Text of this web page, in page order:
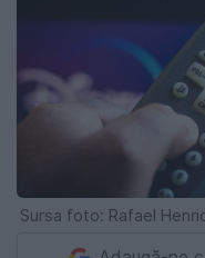
Sursa foto: Rafael